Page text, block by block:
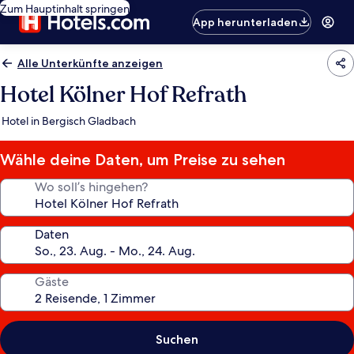
Zum Hauptinhalt springen
App herunterladen
Alle Unterkünfte anzeigen
Hotel Kölner Hof Refrath
Hotel in Bergisch Gladbach
Wähle deine Daten, um Preise zu sehen
Wo soll’s hingehen?
Daten
Gäste
Suchen